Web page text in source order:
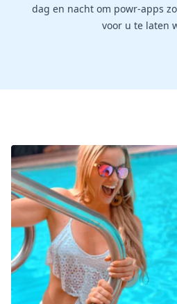
dag en nacht om powr-apps
voor u te laten